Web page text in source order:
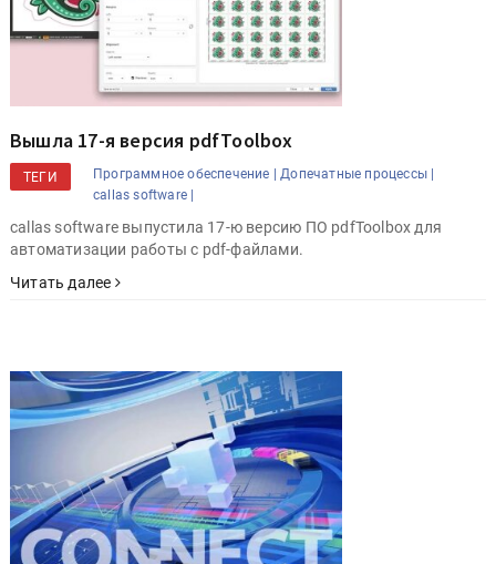
Вышла 17-я версия pdfToolbox
ТЕГИ Программное обеспечение | Допечатные процессы |
callas software |
callas software выпустила 17-ю версию ПО pdfToolbox для
автоматизации работы с pdf-файлами.
Читать далее